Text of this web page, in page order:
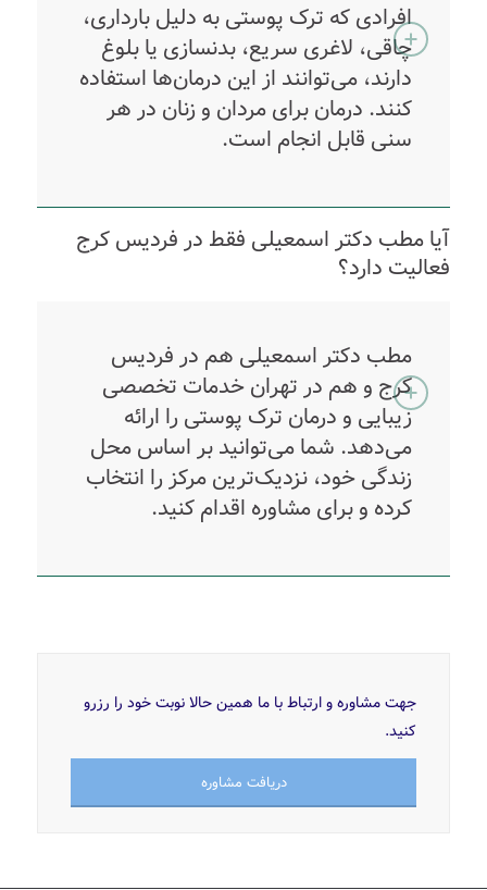
افرادی که ترک پوستی به دلیل بارداری،
چاقی، لاغری سریع، بدنسازی یا بلوغ
دارند، می‌توانند از این درمان‌ها استفاده
کنند. درمان برای مردان و زنان در هر
سنی قابل انجام است.
آیا مطب دکتر اسمعیلی فقط در فردیس کرج
فعالیت دارد؟
مطب دکتر اسمعیلی هم در فردیس
کرج و هم در تهران خدمات تخصصی
زیبایی و درمان ترک پوستی را ارائه
می‌دهد. شما می‌توانید بر اساس محل
زندگی خود، نزدیک‌ترین مرکز را انتخاب
کرده و برای مشاوره اقدام کنید.
جهت مشاوره و ارتباط با ما همین حالا نوبت خود را رزرو
کنید.
دریافت مشاوره